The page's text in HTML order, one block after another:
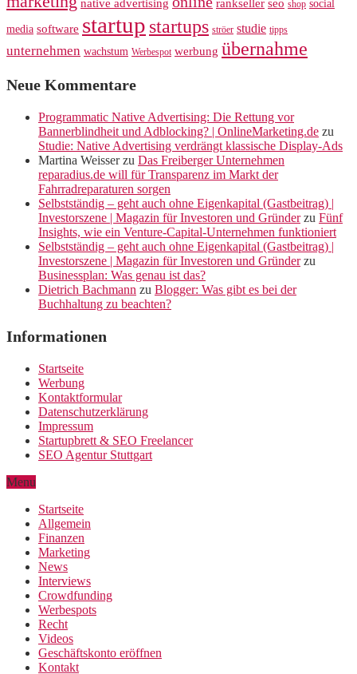
native advertising rankseller seo shop social
media software startup startups ströer studie tipps
unternehmen wachstum Werbespot werbung übernahme
Neue Kommentare
Programmatic Native Advertising: Die Rettung vor
Bannerblindheit und Adblocking? | OnlineMarketing.de zu
Studie: Native Advertising verdrängt klassische Display-Ads
Martina Weisserzu Das Freiberger Unternehmen
reparadius.de will für Transparenz im Markt der
Fahrradreparaturen sorgen
Selbstständig – geht auch ohne Eigenkapital (Gastbeitrag) |
Investorszene | Magazin für Investoren und Gründerzu Fünf
Insights, wie ein Venture-Capital-Unternehmen funktioniert
Selbstständig – geht auch ohne Eigenkapital (Gastbeitrag) |
Investorszene | Magazin für Investoren und Gründerzu
Businessplan: Was genau ist das?
Dietrich Bachmann zu Blogger: Was gibt es bei der
Buchhaltung zu beachten?
Informationen
Startseite
Werbung
Kontaktformular
Datenschutzerklärung
Impressum
Startupbrett & SEO Freelancer
SEO Agentur Stuttgart
Menu
Startseite
Allgemein
Finanzen
Marketing
News
Interviews
Crowdfunding
Werbespots
Recht
Videos
Geschäftskonto eröffnen
Kontakt